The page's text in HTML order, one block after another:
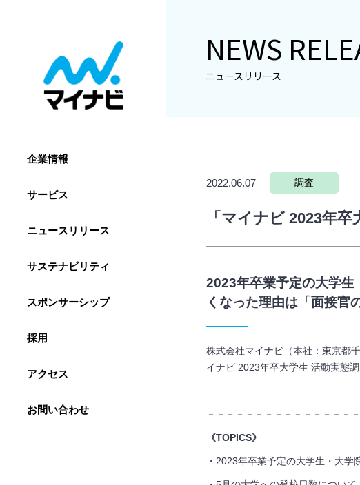
企業情報
サービス
ニュースリリース
サステナビリティ
スポンサーシップ
採用
アクセス
お問い合わせ
NEWS
ニュースリリース
2022.06.07 調査
「マイナビ 2023年
2023年卒業予定の大学
くなった理由は「面接官
株式会社マイナビ（本社：東京都
イナビ 2023年卒大学生 活動実態
－－－－－－－－－－－－－－－
《TOPICS》
・2023年卒業予定の大学生・大学